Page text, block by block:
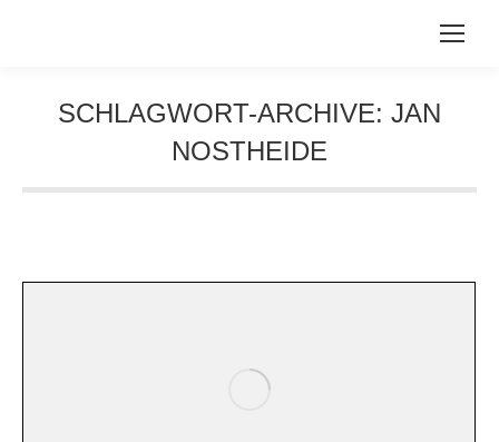
SCHLAGWORT-ARCHIVE: JAN
NOSTHEIDE